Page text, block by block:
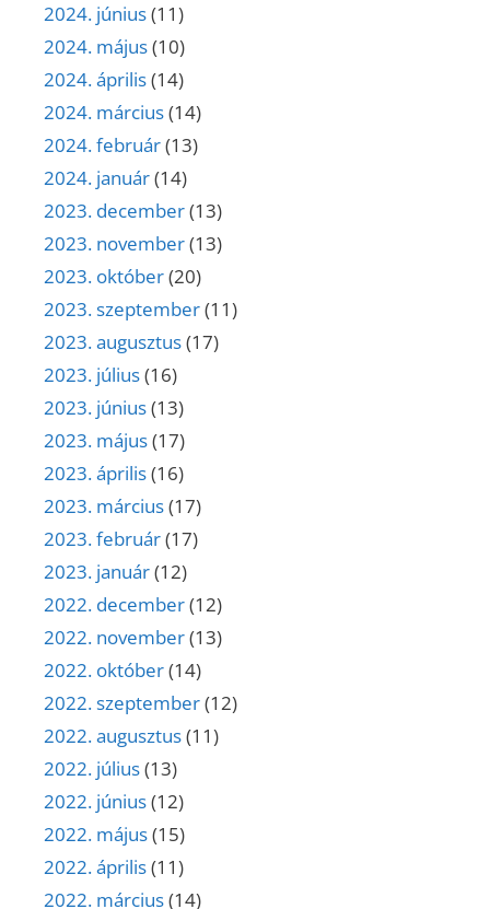
2024. június(11)
2024. május(10)
2024. április(14)
2024. március(14)
2024. február(13)
2024. január(14)
2023. december(13)
2023. november(13)
2023. október(20)
2023. szeptember(11)
2023. augusztus(17)
2023. július(16)
2023. június(13)
2023. május(17)
2023. április(16)
2023. március(17)
2023. február(17)
2023. január(12)
2022. december(12)
2022. november(13)
2022. október(14)
2022. szeptember(12)
2022. augusztus(11)
2022. július(13)
2022. június(12)
2022. május(15)
2022. április(11)
2022. március(14)